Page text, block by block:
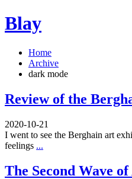
Blay
Home
Archive
dark mode
Review of the
2020-10-21
I went to see the Berghain art
feelings ...
The Second Wave